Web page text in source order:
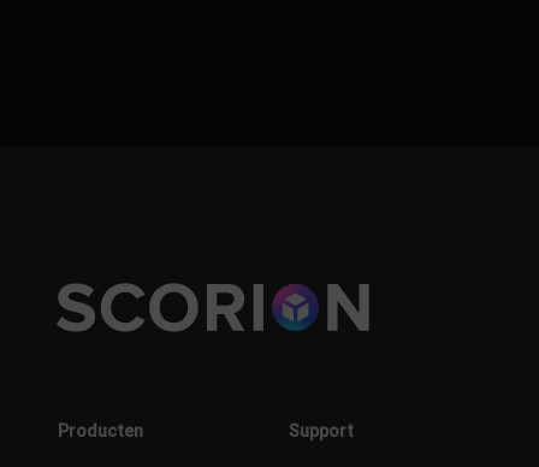
Producten Support